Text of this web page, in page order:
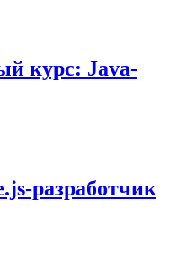
курс: Java-
разработчик